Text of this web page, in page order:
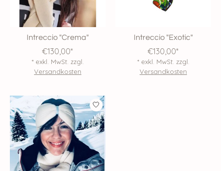
Intreccio "Crema"
€130,00*
* exkl. MwSt. zzgl.
Versandkosten
Intreccio "Exotic"
€130,00*
* exkl. MwSt. zzgl.
Versandkosten